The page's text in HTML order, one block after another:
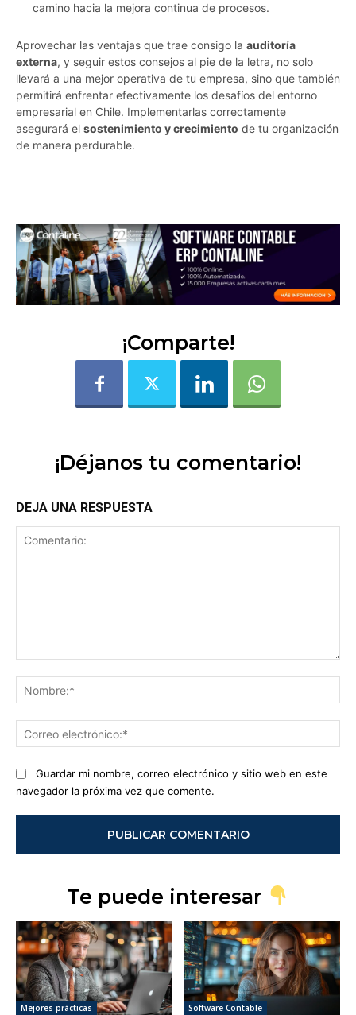
camino hacia la mejora continua de procesos.
Aprovechar las ventajas que trae consigo la auditoría
externa, y seguir estos consejos al pie de la letra, no solo
llevará a una mejor operativa de tu empresa, sino que también
permitirá enfrentar efectivamente los desafíos del entorno
empresarial en Chile. Implementarlas correctamente
asegurará el sostenimiento y crecimiento de tu organización
de manera perdurable.
¡Comparte!
¡Déjanos tu comentario!
DEJA UNA RESPUESTA
Guardar mi nombre, correo electrónico y sitio web en este
navegador la próxima vez que comente.
Te puede interesar
Mejores prácticas Software Contable